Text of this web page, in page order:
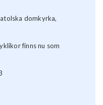
domkyrka,
finns nu som